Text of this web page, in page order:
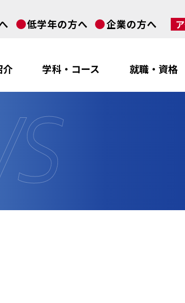
低学年の方へ 企業の方へ
介 学科・コース 就職・資格